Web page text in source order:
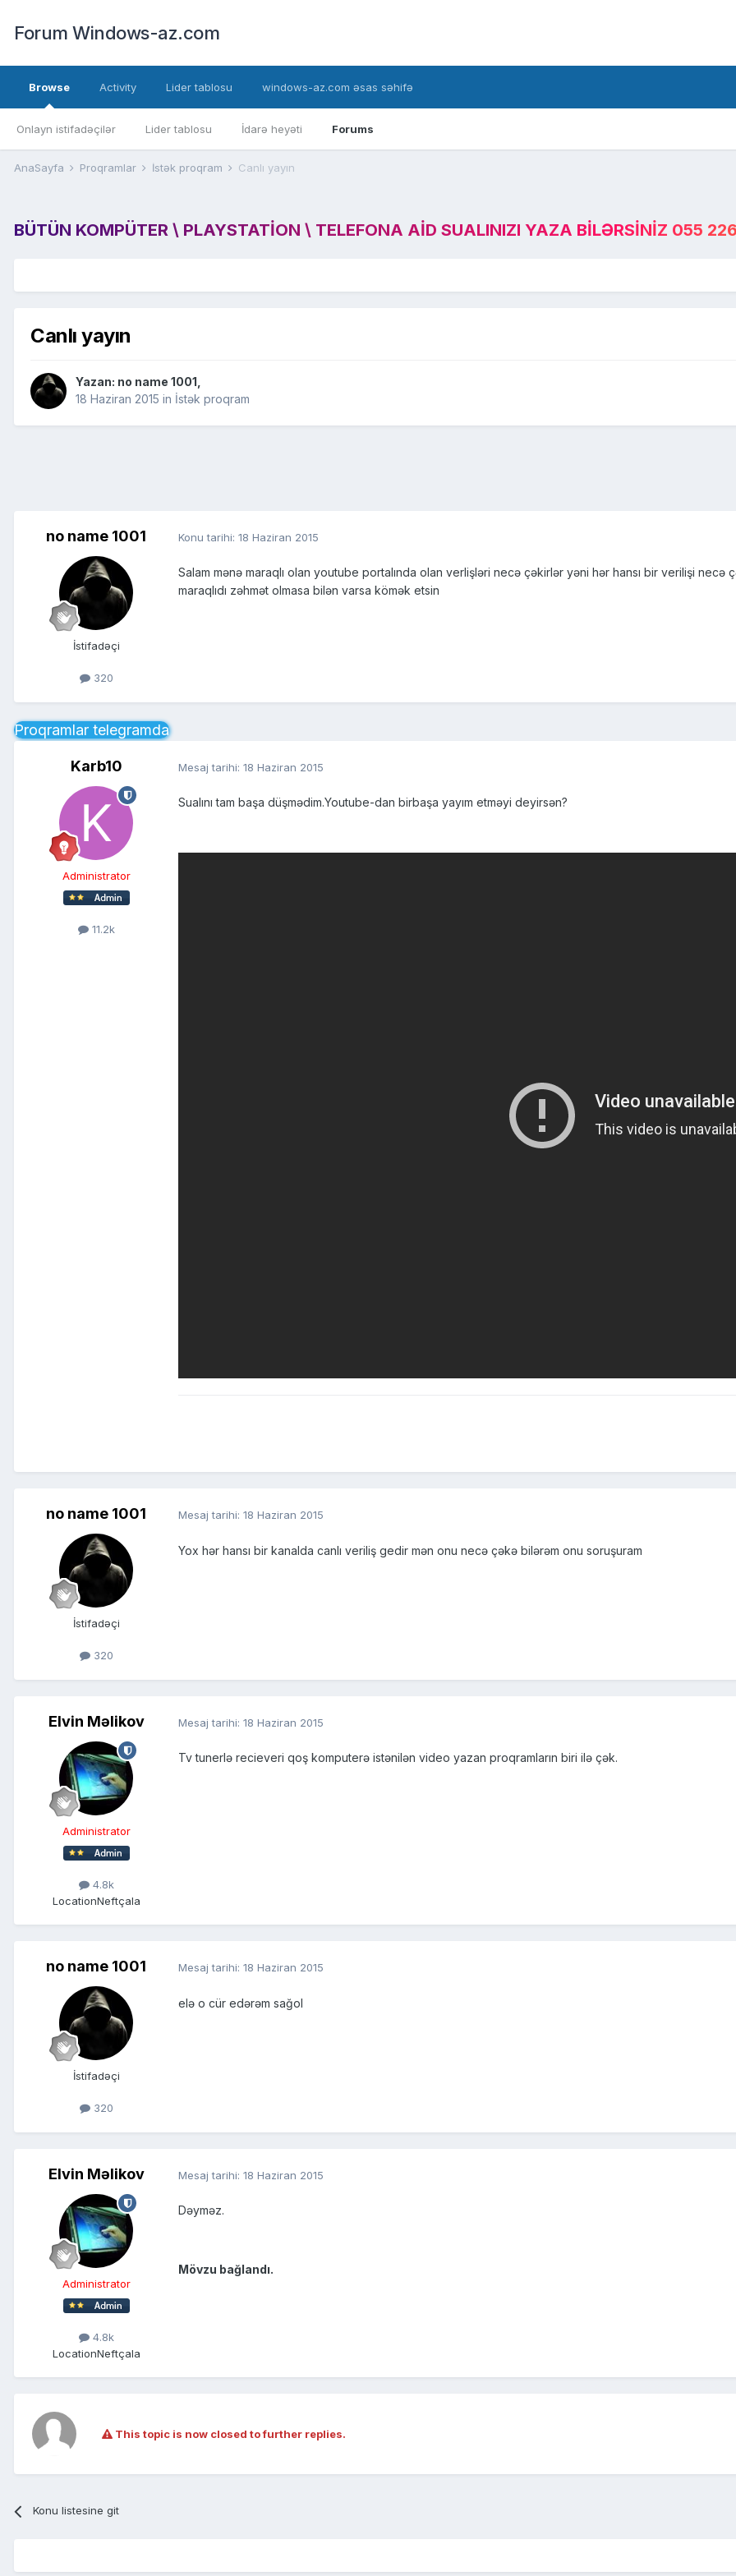
Forum Windows-az.com
Browse
Onlayn istifadəçilər Lider tablosu İdarə heyəti Forums
Activity Lider tablosu windows-az.com əsas səhifə
AnaSayfa Proqramlar İstək proqram Canlı yayın
BÜTÜN KOMPÜTER \ PLAYSTATION \ TELEFONA AID SUALINIZI YAZA BILƏRSINIZ 055
Canlı yayın
Yazan: no name 1001
18 Haziran 2015 in İstək proqram
no name 1001
İstifadəçi
320
Konu tarihi: 18 Haziran 2015
Salam mənə maraqlı olan youtube portalında olan verlişləri necə çəkirlər yəni hər hansı bir verilişi
maraqlıdı zəhmət olmasa bilən varsa kömək etsin
Proqramlar telegramda
Karb10
Administrator
11.2k
Mesaj tarihi: 18 Haziran 2015
Sualını tam başa düşmədim.Youtube-dan birbaşa yayım etməyi deyirsən?
no name 1001
İstifadəçi
320
Mesaj tarihi: 18 Haziran 2015
Yox hər hansı bir kanalda canlı veriliş gedir mən onu necə çəkə bilərəm onu soruşuram
Elvin Məlikov
Administrator
4.8k
LocationNeftçala
Mesaj tarihi: 18 Haziran 2015
Tv tunerlə recieveri qoş komputerə istənilən video yazan proqramların biri ilə çək.
no name 1001
İstifadəçi
320
Mesaj tarihi: 18 Haziran 2015
elə o cür edərəm sağol
Elvin Məlikov
Administrator
4.8k
LocationNeftçala
Mesaj tarihi: 18 Haziran 2015
Dəyməz.
Mövzu bağlandı.
This topic is now closed to further replies.
Konu listesine git